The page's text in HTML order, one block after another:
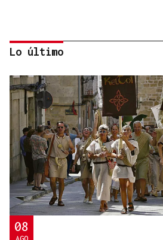
CANEDO
Un herido en la colisión entre
entrada a las termas de Outariz
Lo último
08